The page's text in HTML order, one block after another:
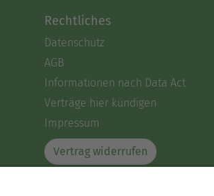
Rechtliches
Datenschutz
AGB
Informationen nach Data Act
Verträge hier kündigen
Impressum
Vertrag widerrufen